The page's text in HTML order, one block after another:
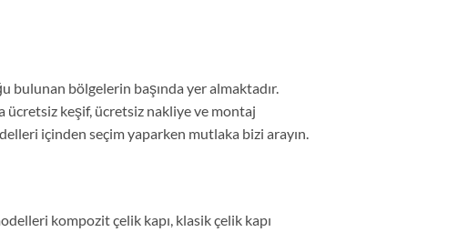
bulunan bölgelerin başında yer almaktadır.
ücretsiz keşif, ücretsiz nakliye ve montaj
içinden seçim yaparken mutlaka bizi arayın.
kompozit çelik kapı, klasik çelik kapı